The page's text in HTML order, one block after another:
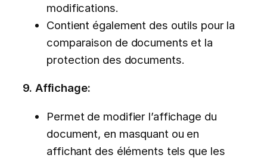
modifications.
Contient également des outils pour la
comparaison de documents et la
protection des documents.
9. Affichage:
Permet de modifier l’affichage du
document, en masquant ou en
affichant des éléments tels que les